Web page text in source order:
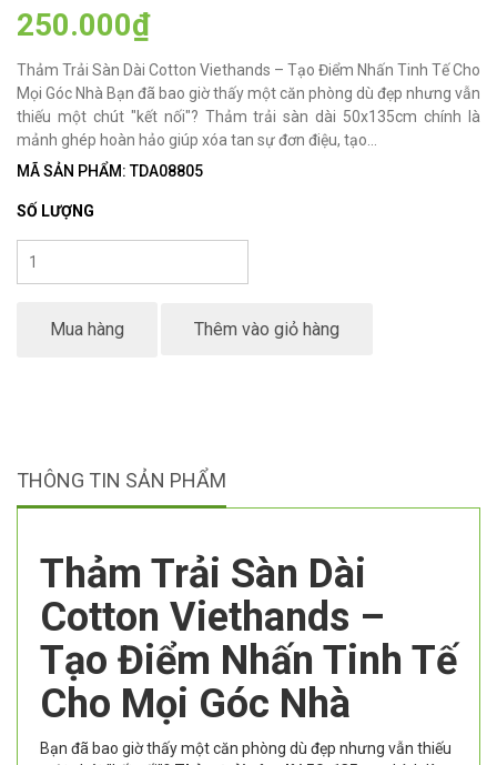
250.000₫
Thảm Trải Sàn Dài Cotton Viethands – Tạo Điểm Nhấn Tinh Tế Cho
Mọi Góc Nhà Bạn đã bao giờ thấy một căn phòng dù đẹp nhưng vẫn
thiếu một chút "kết nối"? Thảm trải sàn dài 50x135cm chính là
mảnh ghép hoàn hảo giúp xóa tan sự đơn điệu, tạo...
MÃ SẢN PHẨM: TDA08805
SỐ LƯỢNG
Mua hàng Thêm vào giỏ hàng
THÔNG TIN SẢN PHẨM
Thảm Trải Sàn Dài
Cotton Viethands –
Tạo Điểm Nhấn Tinh Tế
Cho Mọi Góc Nhà
Bạn đã bao giờ thấy một căn phòng dù đẹp nhưng vẫn thiếu